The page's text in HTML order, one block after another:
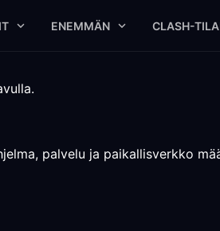
ENEMMÄN CLASH-
palvelu ja paikallisverkko